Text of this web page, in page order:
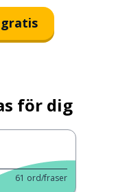
för dig
61 ord/fraser